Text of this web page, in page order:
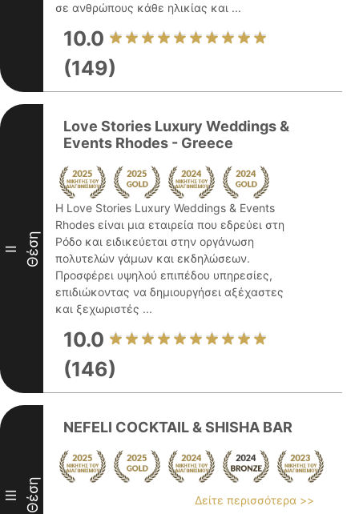
σε ανθρώπους κάθε ηλικίας και ...
10.0
(149)
II Θέση
Love Stories Luxury Weddings &
Events Rhodes - Greece
Η Love Stories Luxury Weddings & Events
Rhodes είναι μια εταιρεία που εδρεύει στη
Ρόδο και ειδικεύεται στην οργάνωση
πολυτελών γάμων και εκδηλώσεων.
Προσφέρει υψηλού επιπέδου υπηρεσίες,
επιδιώκοντας να δημιουργήσει αξέχαστες
και ξεχωριστές ...
10.0
(146)
III Θέση
NEFELI COCKTAIL & SHISHA BAR
Δείτε περισσότερα >>